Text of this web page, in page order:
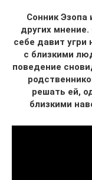
Сонник Эзопа
других
себе давит угри
с близкими
поведение
решать ей,
близкими